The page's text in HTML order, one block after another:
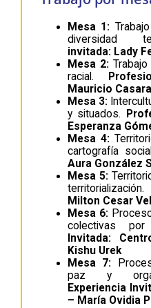
Mesa 1:
diversidad
invitada: Lady
Mesa 2:
racial.
Mauricio
Mesa 3:
y situados.
Esperanza
Mesa 4:
cartografía
Aura González
Mesa 5:
territorialización.
Milton Cesar
Mesa 6:
colectivas
Invitada:
Kishu Urek
Mesa 7:
paz y
Experiencia
– María Ovidia